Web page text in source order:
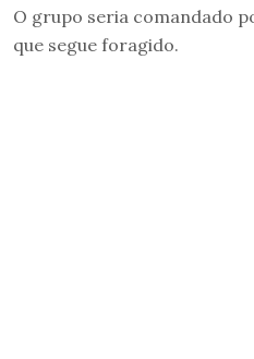
O grupo seria comandado
que segue foragido.